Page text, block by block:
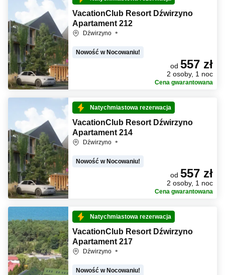
VacationClub Resort Dźwirzyno
Apartament 212
Dźwirzyno
Nowość w Nocowaniu!
od 557 zł
2 osoby, 1 noc
Cena gwarantowana
Natychmiastowa rezerwacja
VacationClub Resort Dźwirzyno
Apartament 214
Dźwirzyno
Nowość w Nocowaniu!
od 557 zł
2 osoby, 1 noc
Cena gwarantowana
Natychmiastowa rezerwacja
VacationClub Resort Dźwirzyno
Apartament 217
Dźwirzyno
Nowość w Nocowaniu!